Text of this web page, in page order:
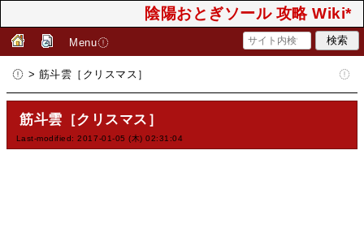
陰陽おとぎソール 攻略 Wiki*
Menu
> 筋斗雲［クリスマス］
筋斗雲［クリスマス］
Last-modified: 2017-01-05 (木) 02:31:04